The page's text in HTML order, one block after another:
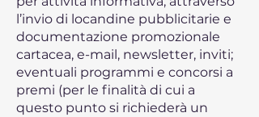
l’invio di locandine pubblicitarie e
documentazione promozionale
cartacea, e-mail, newsletter, inviti;
eventuali programmi e concorsi a
premi (per le finalità di cui a
questo punto si richiederà un